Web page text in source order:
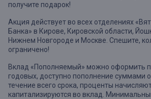
получите подарок!
Акция действует во всех отделениях
Банка» в Кирове, Кировской области,
Нижнем Новгороде и Москве. Спешите,
ограничено!
Вклад «Пополняемый» можно оформить
годовых, доступно пополнение суммами
течение всего срока, проценты
капитализируются во вклад.